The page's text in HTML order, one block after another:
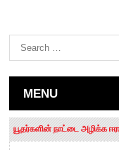
MENU
தமிழக சட்டப்பேரவையில்
யூதர்களின் நாட்டை அழிக்க
“மக்களால்